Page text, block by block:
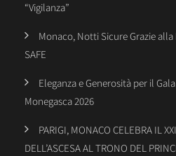
“Vigilanza”
Monaco, Notti Sicure Grazie alla
SAFE
Eleganza e Generosità per il
Monegasca 2026
PARIGI, MONACO CELEBRA IL
DELL’ASCESA AL TRONO DEL